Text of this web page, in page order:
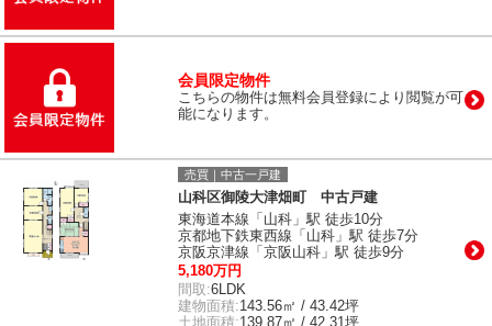
会員限定物件
こちらの物件は無料会員登録により閲覧が可
能になります。
売買｜中古一戸建
山科区御陵大津畑町 中古戸建
東海道本線「山科」駅 徒歩10分
京都地下鉄東西線「山科」駅 徒歩7分
京阪京津線「京阪山科」駅 徒歩9分
5,180万円
間取:6LDK
建物面積:143.56㎡ / 43.42坪
土地面積:139.87㎡ / 42.31坪